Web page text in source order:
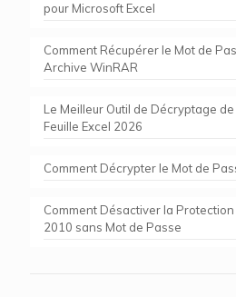
pour Microsoft Excel
Comment Récupérer le Mot de
Archive WinRAR
Le Meilleur Outil de Décryptage
Feuille Excel 2026
Comment Décrypter le Mot de
Comment Désactiver la Protection
2010 sans Mot de Passe